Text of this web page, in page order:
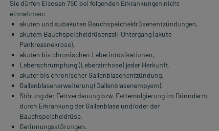
Sie dürfen Eicosan 750 bei folgenden Erkrankungen nicht
einnehmen:
akuten und subakuten Bauchspeicheldrüsenentzündungen,
akutem Bauchspeicheldrüsenzell–Untergang (akute
Pankreasnekrose),
akuten bis chronischen Leberintoxikationen,
Leberschrumpfung (Leberzirrhose) jeder Herkunft,
akuter bis chronischer Gallenblasenentzündung,
Gallenblasenerweiterung (Gallenblasenempyem),
Störung der Fettverdauung bzw. Fettemulgierung im Dünndarm
durch Erkrankung der Gallenblase und/oder der
Bauchspeicheldrüse,
Gerinnungsstörungen.